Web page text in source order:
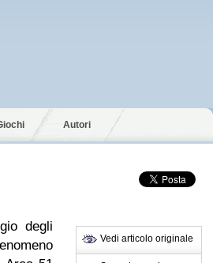
Autori
degli
Vedi articolo originale